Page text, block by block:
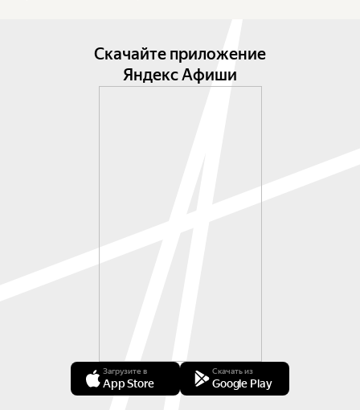
Скачайте приложение
Яндекс Афиши
Загрузите в
App Store
Скачать из
Google Play